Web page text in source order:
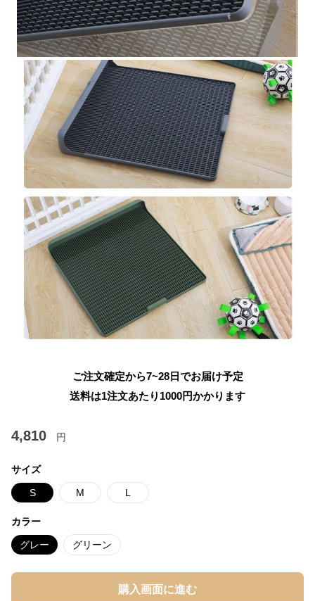
ご注文確定から7~28日でお届け予定
送料は1注文あたり 1000円かかります
4,810 円
サイズ
S M L
カラー
グレー グリーン
購入画面に進む